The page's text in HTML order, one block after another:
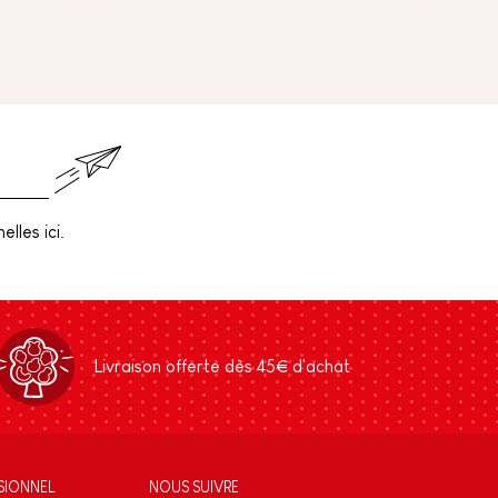
ici.
Livraison offerte dès 45€ d'achat
NOUS SUIVRE